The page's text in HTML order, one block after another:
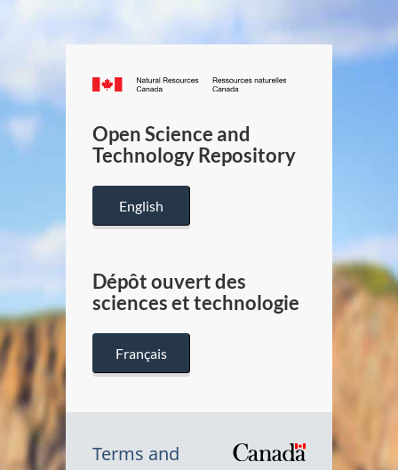
Canada.ca
/
Canada
Open Science and
Technology Repository
English
Dépôt ouvert des
sciences et technologie
Français
Terms and